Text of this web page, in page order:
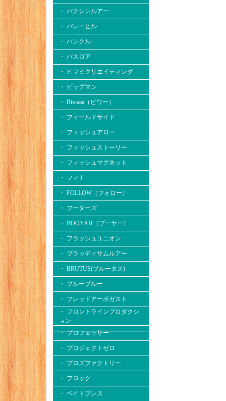
・ バクシンルアー
・ バレーヒル
・ ハンクル
・ バスロア
・ ヒフミクリエイティング
・ ビッグマン
・ Biwaaa（ビワー）
・ フィールドサイド
・ フィッシュアロー
・ フィッシュストーリー
・ フィッシュマグネット
・ フィナ
・ FOLLOW（フォロー）
・ フーターズ
・ BOOYAH（ブーヤー）
・ フラッシュユニオン
・ ブラッディサムルアー
・ BRUTUS(ブルータス)
・ ブルーブルー
・ フレッドアーボガスト
・ フロントラインプロダクシ
ョン
・ プロフェッサー
・ プロジェクトゼロ
・ プロズファクトリー
・ フロッグ
・ ベイトブレス